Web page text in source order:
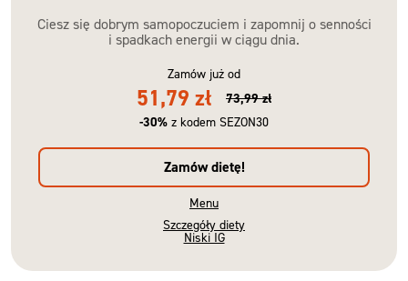
Ciesz się dobrym samopoczuciem i zapomnij o senności
i spadkach energii w ciągu dnia.
Zamów już od
51,79 zł
73,99 zł
-30% z kodem SEZON30
Zamów dietę!
Menu
Szczegóły diety
Niski IG